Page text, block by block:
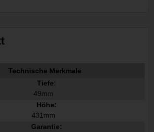
Technische Merkmale
Tiefe:
49mm
Höhe:
431mm
Garantie: